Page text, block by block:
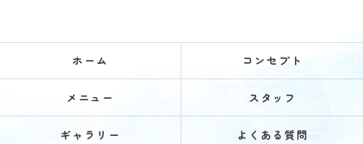
ホーム コンセプト
メニュー スタッフ
ギャラリー よくある質問